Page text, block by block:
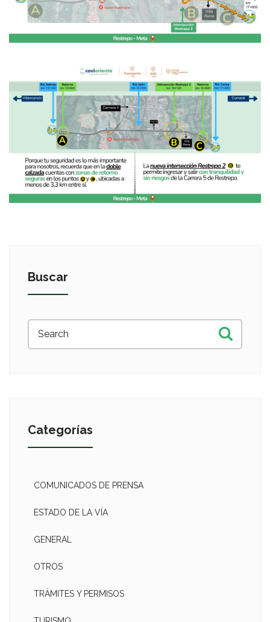
Buscar
Categorías
COMUNICADOS DE PRENSA
ESTADO DE LA VÍA
GENERAL
OTROS
TRÁMITES Y PERMISOS